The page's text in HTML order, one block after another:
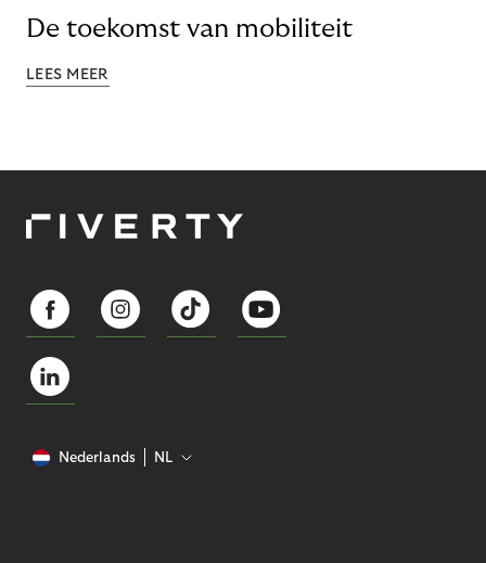
De toekomst van mobiliteit
LEES MEER
Nederlands NL